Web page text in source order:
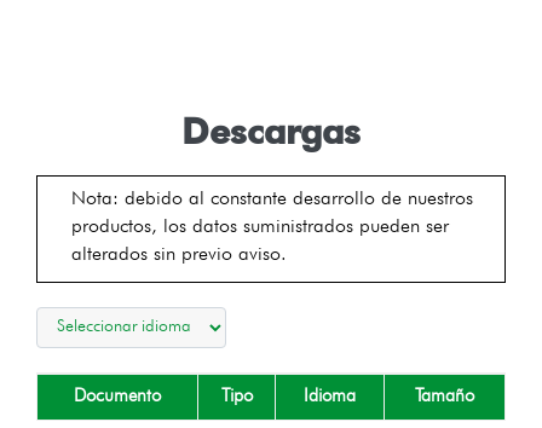
Descargas
Nota: debido al constante desarrollo de nuestros
productos, los datos suministrados pueden ser
alterados sin previo aviso.
Documento Tipo Idioma Tamaño